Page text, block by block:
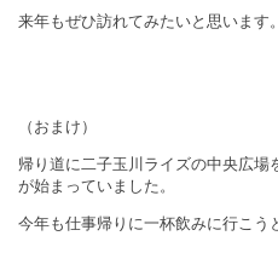
来年もぜひ訪れてみたいと思います。
（おまけ）
帰り道に二子玉川ライズの中央広
が始まっていました。
今年も仕事帰りに一杯飲みに行こう